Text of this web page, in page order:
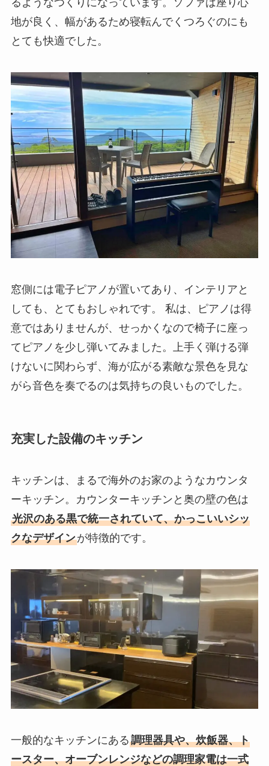
るようなつくりになっています。ソファは座り心
地が良く、幅があるため寝転んでくつろぐのにも
とても快適でした。
窓側には電子ピアノが置いてあり、インテリアと
しても、とてもおしゃれです。 私は、ピアノは得
意ではありませんが、せっかくなので椅子に座っ
てピアノを少し弾いてみました。上手く弾ける弾
けないに関わらず、海が広がる素敵な景色を見な
がら音色を奏でるのは気持ちの良いものでした。
充実した設備のキッチン
キッチンは、まるで海外のお家のようなカウンタ
ーキッチン。カウンターキッチンと奥の壁の色は
光沢のある黒で統一されていて、かっこいいシッ
クなデザインが特徴的です。
一般的なキッチンにある調理器具や、炊飯器、ト
ースター、オーブンレンジなどの調理家電は一式